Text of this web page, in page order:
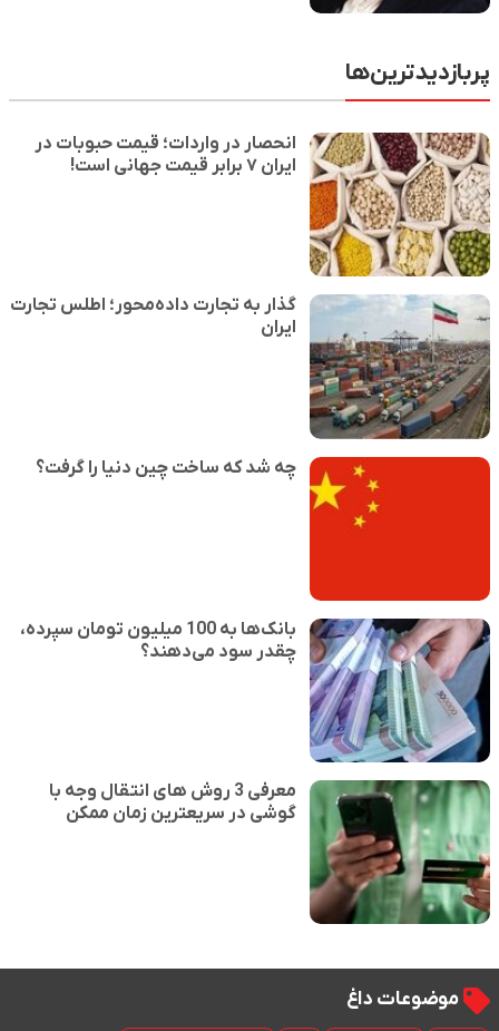
پربازدیدترین‌ها
انحصار در واردات؛ قیمت حبوبات در
ایران ۷ برابر قیمت جهانی است!
گذار به تجارت داده‌محور؛ اطلس تجارت
ایران
چه شد که ساخت چین دنیا را گرفت؟
بانک‌ها به 100 میلیون تومان سپرده،
چقدر سود می‌دهند؟
معرفی 3 روش های انتقال وجه با
گوشی در سریعترین زمان ممکن
موضوعات داغ